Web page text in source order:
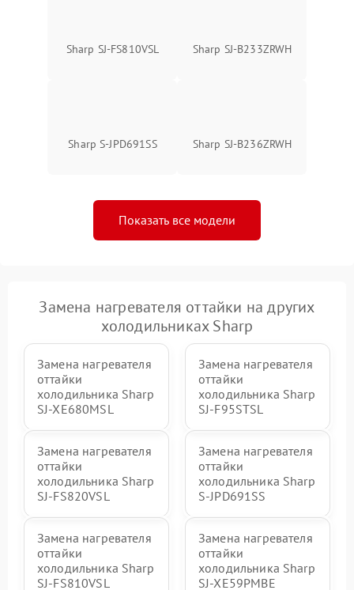
Sharp SJ-FS810VSL Sharp SJ-B233ZRWH
Sharp S-JPD691SS Sharp SJ-B236ZRWH
Показать все модели
Замена нагревателя оттайки на других
холодильниках Sharp
Замена нагревателя
оттайки
холодильника Sharp
SJ-XE680MSL
Замена нагревателя
оттайки
холодильника Sharp
SJ-F95STSL
Замена нагревателя
оттайки
холодильника Sharp
SJ-FS820VSL
Замена нагревателя
оттайки
холодильника Sharp
S-JPD691SS
Замена нагревателя
оттайки
холодильника Sharp
SJ-FS810VSL
Замена нагревателя
оттайки
холодильника Sharp
SJ-XE59PMBE